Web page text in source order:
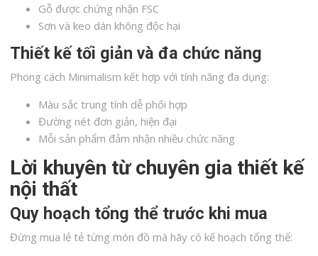
Gỗ được chứng nhận FSC
Sơn và keo dán không độc hại
Thiết kế tối giản và đa chức năng
Phong cách Minimalism kết hợp với tính năng đa dụng:
Màu sắc trung tính dễ phối hợp
Đường nét đơn giản, hiện đại
Mỗi sản phẩm đảm nhận nhiều chức năng
Lời khuyên từ chuyên gia thiết kế
nội thất
Quy hoạch tổng thể trước khi mua
Đừng mua lẻ tẻ từng món đồ mà hãy có kế hoạch tổng thể: